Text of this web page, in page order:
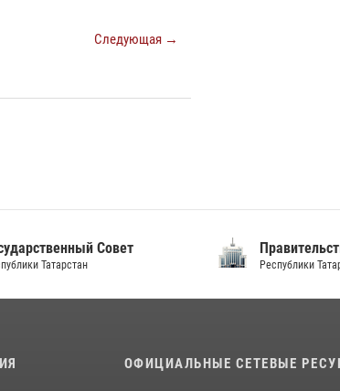
Следующая →
Совет
Татарстан Республики
ОФИЦИАЛЬНЫЕ СЕТЕВЫЕ